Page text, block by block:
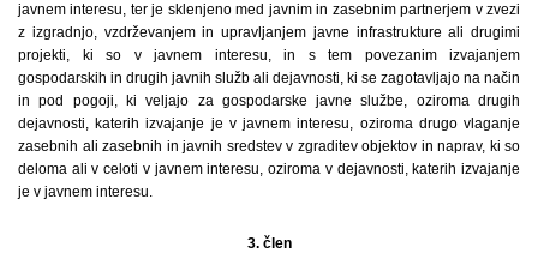
javnem interesu, ter je sklenjeno med javnim in zasebnim partnerjem v zvezi
z izgradnjo, vzdrževanjem in upravljanjem javne infrastrukture ali drugimi
projekti, ki so v javnem interesu, in s tem povezanim izvajanjem
gospodarskih in drugih javnih služb ali dejavnosti, ki se zagotavljajo na način
in pod pogoji, ki veljajo za gospodarske javne službe, oziroma drugih
dejavnosti, katerih izvajanje je v javnem interesu, oziroma drugo vlaganje
zasebnih ali zasebnih in javnih sredstev v zgraditev objektov in naprav, ki so
deloma ali v celoti v javnem interesu, oziroma v dejavnosti, katerih izvajanje
je v javnem interesu.
3. člen